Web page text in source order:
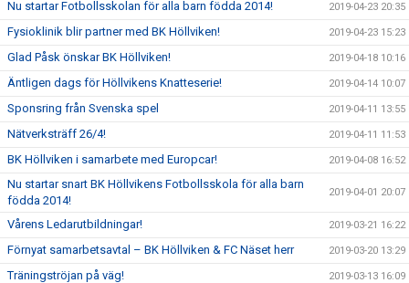
Nu startar Fotbollsskolan för alla barn födda 2014! 2019-04-23 20:35
Fysioklinik blir partner med BK Höllviken! 2019-04-23 15:23
Glad Påsk önskar BK Höllviken! 2019-04-18 10:16
Äntligen dags för Höllvikens Knatteserie! 2019-04-14 10:07
Sponsring från Svenska spel 2019-04-11 13:55
Nätverksträff 26/4! 2019-04-11 11:53
BK Höllviken i samarbete med Europcar! 2019-04-08 16:52
Nu startar snart BK Höllvikens Fotbollsskola för alla barn
födda 2014!
2019-04-01 20:07
Vårens Ledarutbildningar! 2019-03-21 16:22
Förnyat samarbetsavtal – BK Höllviken & FC Näset herr 2019-03-20 13:29
Träningströjan på väg! 2019-03-13 16:09